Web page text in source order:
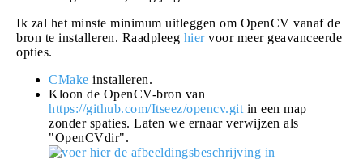
Ik zal het minste minimum uitleggen om OpenCV vanaf de
bron te installeren. Raadpleeg hiervoor meer geavanceerde
opties.
CMake installeren.
Kloon de OpenCV-bron van
https://github.com/Itseez/opencv.git in een map
zonder spaties. Laten we ernaar verwijzen als
"OpenCVdir".